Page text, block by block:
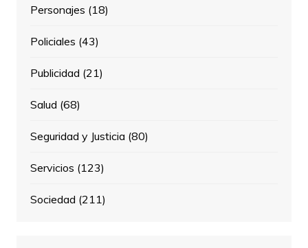
Personajes (18)
Policiales (43)
Publicidad (21)
Salud (68)
Seguridad y Justicia (80)
Servicios (123)
Sociedad (211)